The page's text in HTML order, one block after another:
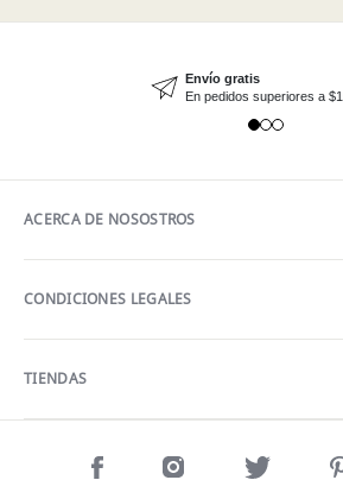
Envío gratis
En pedidos superiores a
ACERCA DE NOSOSTROS
CONDICIONES LEGALES
TIENDAS